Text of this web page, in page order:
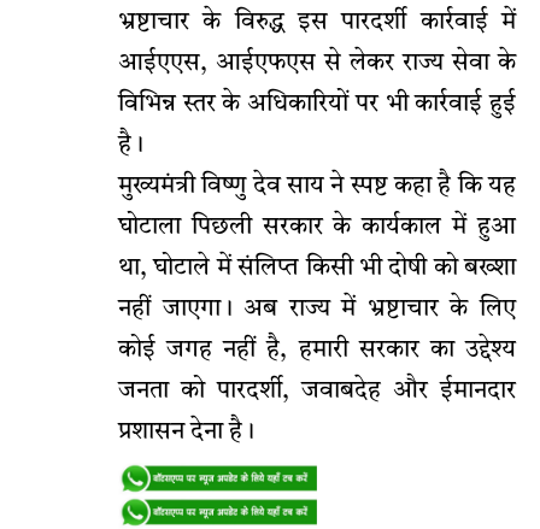
भ्रष्टाचार के विरुद्ध इस पारदर्शी कार्रवाई में
आईएएस, आईएफएस से लेकर राज्य सेवा के
विभिन्न स्तर के अधिकारियों पर भी कार्रवाई हुई
है।
मुख्यमंत्री विष्णु देव साय ने स्पष्ट कहा है कि यह
घोटाला पिछली सरकार के कार्यकाल में हुआ
था, घोटाले में संलिप्त किसी भी दोषी को बख्शा
नहीं जाएगा। अब राज्य में भ्रष्टाचार के लिए
कोई जगह नहीं है, हमारी सरकार का उद्देश्य
जनता को पारदर्शी, जवाबदेह और ईमानदार
प्रशासन देना है।